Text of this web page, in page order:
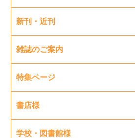
新刊・近刊
雑誌のご案内
特集ページ
書店様
学校・図書館様